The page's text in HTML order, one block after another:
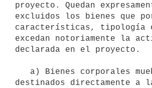
proyecto. Quedan
excluidos los bienes que
características, tipología
excedan notoriamente la
declarada en el proyecto.
destinados directamente a